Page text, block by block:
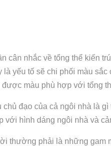
cân nhắc về tổng thể kiến
yếu tố sẽ chi phối màu
màu phù hợp với tổng
chủ đạo của cả ngôi nhà là
với hình dáng ngôi nhà và
thường phải là những